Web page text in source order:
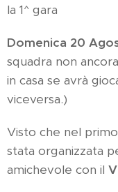
la 1^ gara
Domenica 20
squadra non
in casa se avrà
viceversa.)
Visto che nel
stata organizzata
amichevole con il